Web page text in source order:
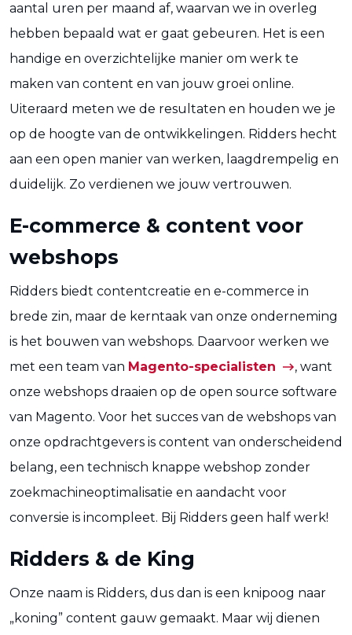
aantal uren per maand af, waarvan we in overleg
hebben bepaald wat er gaat gebeuren. Het is een
handige en overzichtelijke manier om werk te
maken van content en van jouw groei online.
Uiteraard meten we de resultaten en houden we je
op de hoogte van de ontwikkelingen. Ridders hecht
aan een open manier van werken, laagdrempelig en
duidelijk. Zo verdienen we jouw vertrouwen.
E-commerce & content voor
webshops
Ridders biedt contentcreatie en e-commerce in
brede zin, maar de kerntaak van onze onderneming
is het bouwen van webshops. Daarvoor werken we
met een team van Magento-specialisten
, want
onze webshops draaien op de open source software
van Magento. Voor het succes van de webshops van
onze opdrachtgevers is content van onderscheidend
belang, een technisch knappe webshop zonder
zoekmachineoptimalisatie en aandacht voor
conversie is incompleet. Bij Ridders geen half werk!
Ridders & de King
Onze naam is Ridders, dus dan is een knipoog naar
„koning” content gauw gemaakt. Maar wij dienen